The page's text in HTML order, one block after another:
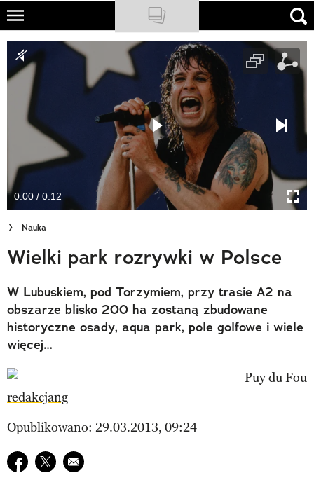
Skip
main
content
NATIONAL GEOGRAPHIC
TRAVELER
PODCASTY
Newsletter
Cuda Polski
Wielki Konkurs Fotograficzny
Trendbook Podróżniczy
Polecane
0:00 / 0:12
Nauka
Wielki park rozrywki w Polsce
W Lubuskiem, pod Torzymiem, przy trasie A2 na
obszarze blisko 200 ha zostaną zbudowane
historyczne osady, aqua park, pole golfowe i wiele
więcej…
redakcjang
Opublikowano: 29.03.2013, 09:24
Udostępnij na facebook
Udostępnij na twitter
E-mail do przyjaciela